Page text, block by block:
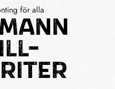
för alla